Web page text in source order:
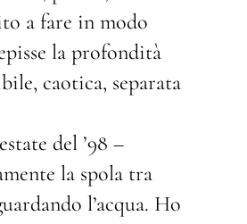
a fare in modo
la profondità
caotica, separata
del ’98 –
la spola tra
l’acqua. Ho